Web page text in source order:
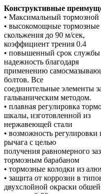
Конструктивные
• Максимальный
• высокомощные тормозные
скольжения до 90 м/сек,
коэффициент трения 0.4
• повышенный срок службы
надежность благодаря
применению
болтов. Все
соединительные элементы
гальваническим методом.
• плавная регулировка
шкалы, изготовленной из
нержавеющей стали
• возможность
рычага с целью
получения равномерного
тормозным барабаном
• тормозные колодки из
• защита от коррозии в
двухслойной окраски обшей